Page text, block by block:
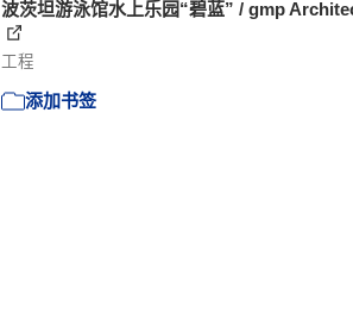
波茨坦游泳馆水上乐园“碧蓝” / gmp
工程
添加书签